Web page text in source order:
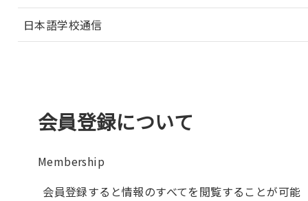
日本語学校通信
会員登録について
Membership
会員登録すると情報のすべてを閲覧することが可能